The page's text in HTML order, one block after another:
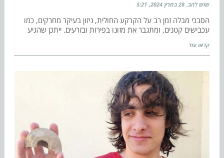
שוש להב 28 במרץ 2024 5:21
הסבכי מבלה זמן רב על הקרקע החולית, ניזון בעיקר מחרקים, כמו
עכבישים קטנים, ומתגבר את מזונו בפירות ובזרעים. ייתכן שהגיע
קראו עוד